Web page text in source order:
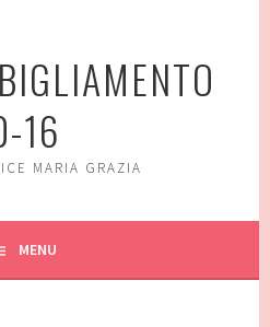
16
MARIA GRAZIA
MENU